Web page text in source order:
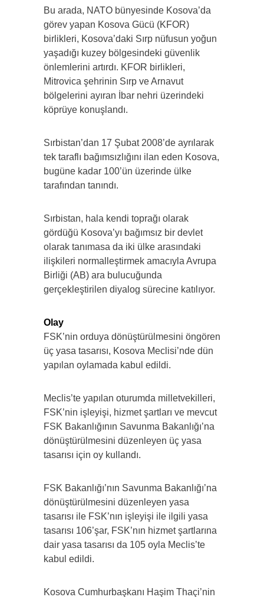
Bu arada, NATO bünyesinde Kosova’da
görev yapan Kosova Gücü (KFOR)
birlikleri, Kosova’daki Sırp nüfusun yoğun
yaşadığı kuzey bölgesindeki güvenlik
önlemlerini artırdı. KFOR birlikleri,
Mitrovica şehrinin Sırp ve Arnavut
bölgelerini ayıran İbar nehri üzerindeki
köprüye konuşlandı.
Sırbistan’dan 17 Şubat 2008’de ayrılarak
tek taraflı bağımsızlığını ilan eden Kosova,
bugüne kadar 100’ün üzerinde ülke
tarafından tanındı.
Sırbistan, hala kendi toprağı olarak
gördüğü Kosova’yı bağımsız bir devlet
olarak tanımasa da iki ülke arasındaki
ilişkileri normalleştirmek amacıyla Avrupa
Birliği (AB) ara bulucuğunda
gerçekleştirilen diyalog sürecine katılıyor.
Olay
FSK’nin orduya dönüştürülmesini öngören
üç yasa tasarısı, Kosova Meclisi’nde dün
yapılan oylamada kabul edildi.
Meclis’te yapılan oturumda milletvekilleri,
FSK’nin işleyişi, hizmet şartları ve mevcut
FSK Bakanlığının Savunma Bakanlığı’na
dönüştürülmesini düzenleyen üç yasa
tasarısı için oy kullandı.
FSK Bakanlığı’nın Savunma Bakanlığı’na
dönüştürülmesini düzenleyen yasa
tasarısı ile FSK’nın işleyişi ile ilgili yasa
tasarısı 106’şar, FSK’nın hizmet şartlarına
dair yasa tasarısı da 105 oyla Meclis’te
kabul edildi.
Kosova Cumhurbaşkanı Haşim Thaçi’nin